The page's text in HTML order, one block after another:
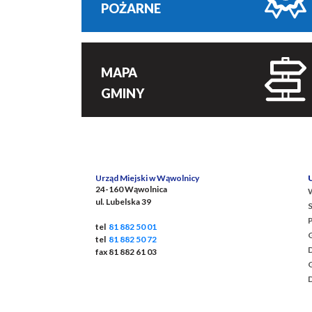
POŻARNE
MAPA
GMINY
Urząd Miejski w Wąwolnicy
24-160 Wąwolnica
ul. Lubelska 39
tel 81 882 50 01
tel 81 882 50 72
fax 81 882 61 03